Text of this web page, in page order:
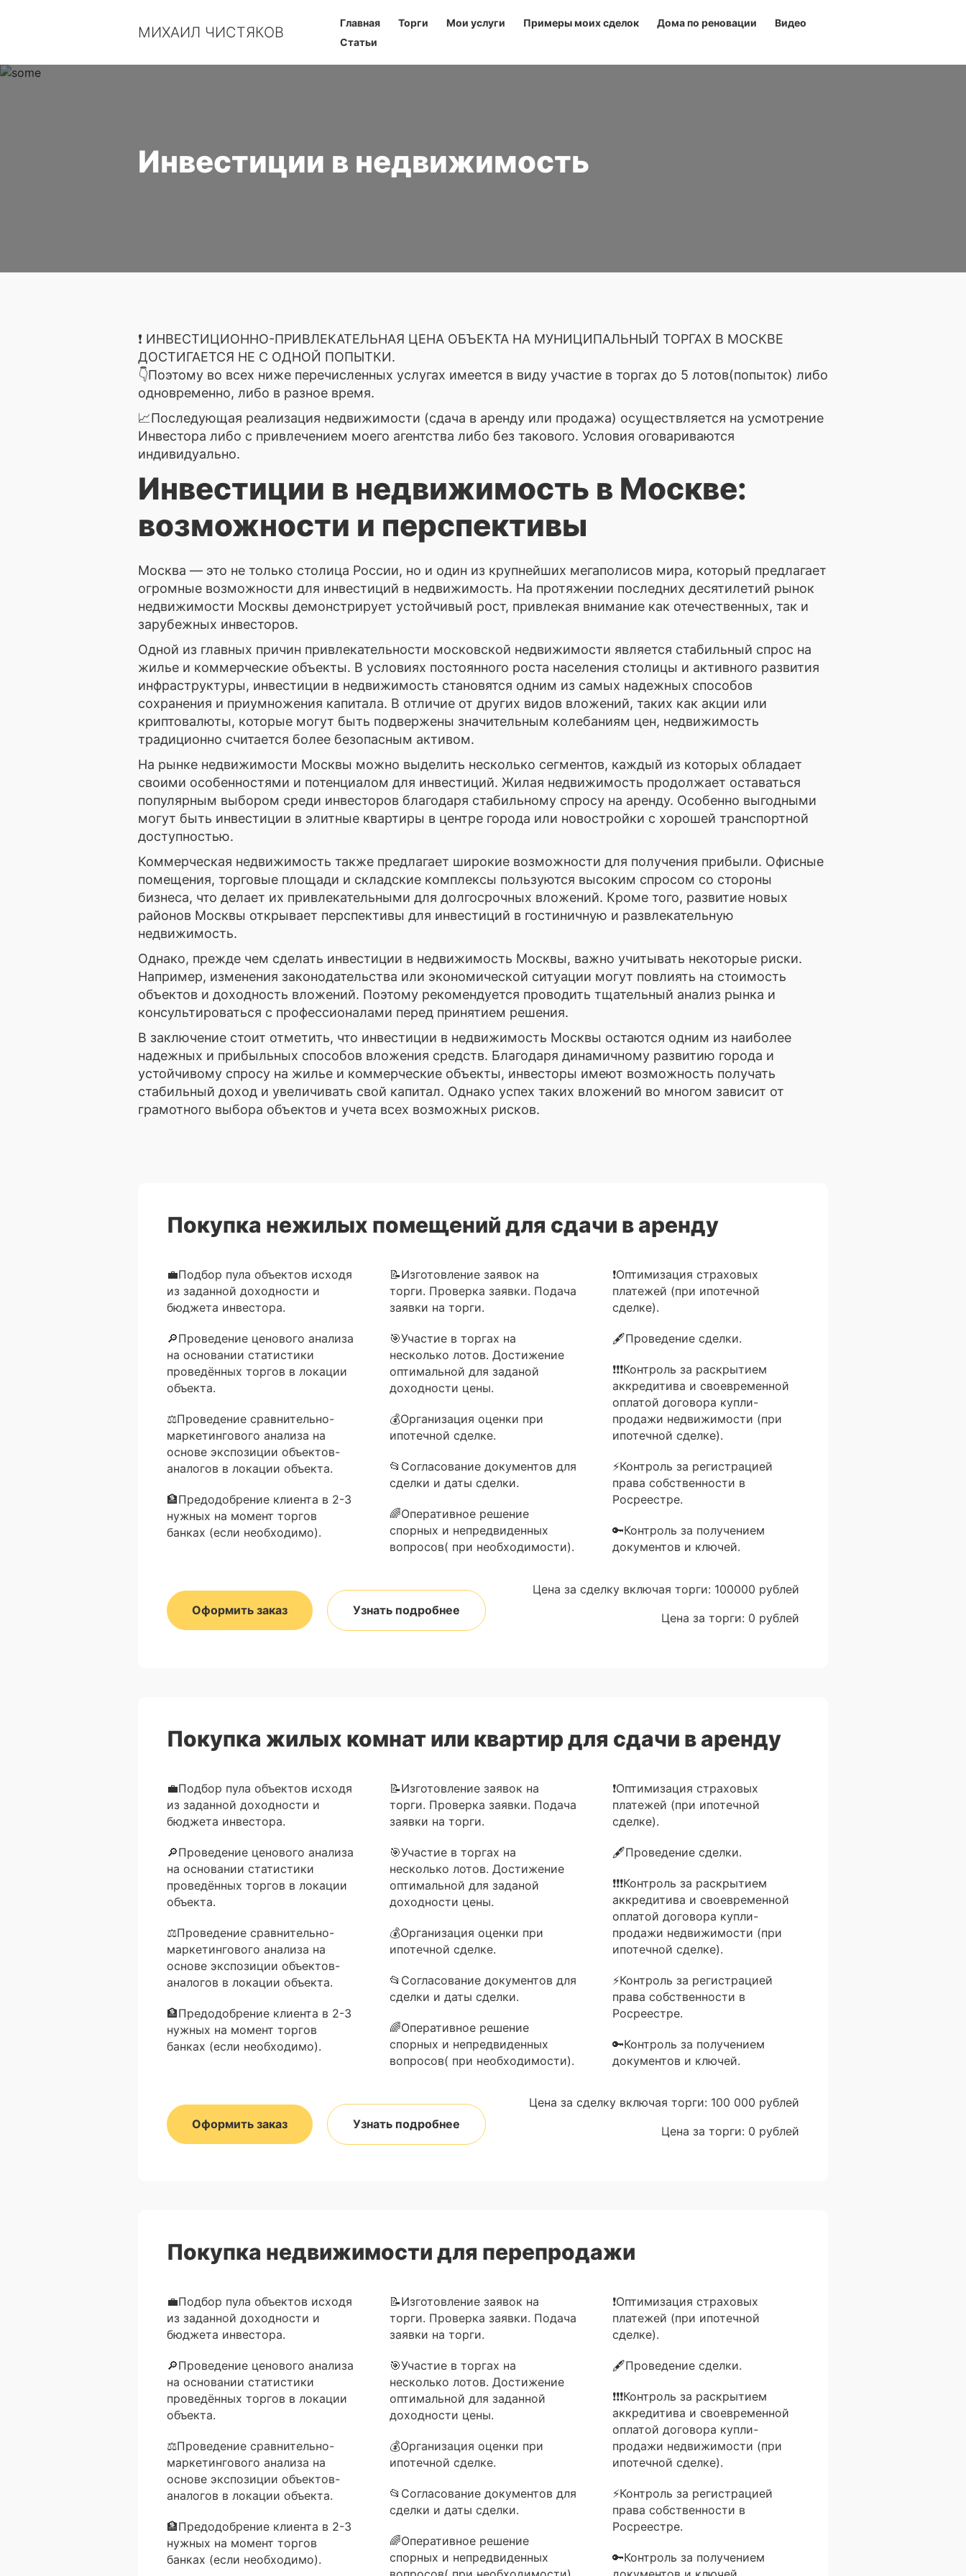
МИХАИЛ ЧИСТЯКОВ
Главная Торги Мои услуги Примеры моих сделок Дома по реновации
Видео
Статьи
Инвестиции в недвижимость
❗ ИНВЕСТИЦИОННО-ПРИВЛЕКАТЕЛЬНАЯ ЦЕНА ОБЪЕКТА НА МУНИЦИПАЛЬНЫЙ ТОРГАХ В МОСКВЕ
ДОСТИГАЕТСЯ НЕ С ОДНОЙ ПОПЫТКИ.
👇Поэтому во всех ниже перечисленных услугах имеется в виду участие в торгах до 5 лотов(попыток) либо
одновременно, либо в разное время.
📈Последующая реализация недвижимости (сдача в аренду или продажа) осуществляется на усмотрение
Инвестора либо с привлечением моего агентства либо без такового. Условия оговариваются
индивидуально.
Инвестиции в недвижимость в Москве:
возможности и перспективы
Москва — это не только столица России, но и один из крупнейших мегаполисов мира, который предлагает
огромные возможности для инвестиций в недвижимость. На протяжении последних десятилетий рынок
недвижимости Москвы демонстрирует устойчивый рост, привлекая внимание как отечественных, так и
зарубежных инвесторов.
Одной из главных причин привлекательности московской недвижимости является стабильный спрос на
жилье и коммерческие объекты. В условиях постоянного роста населения столицы и активного развития
инфраструктуры, инвестиции в недвижимость становятся одним из самых надежных способов
сохранения и приумножения капитала. В отличие от других видов вложений, таких как акции или
криптовалюты, которые могут быть подвержены значительным колебаниям цен, недвижимость
традиционно считается более безопасным активом.
На рынке недвижимости Москвы можно выделить несколько сегментов, каждый из которых обладает
своими особенностями и потенциалом для инвестиций. Жилая недвижимость продолжает оставаться
популярным выбором среди инвесторов благодаря стабильному спросу на аренду. Особенно выгодными
могут быть инвестиции в элитные квартиры в центре города или новостройки с хорошей транспортной
доступностью.
Коммерческая недвижимость также предлагает широкие возможности для получения прибыли. Офисные
помещения, торговые площади и складские комплексы пользуются высоким спросом со стороны
бизнеса, что делает их привлекательными для долгосрочных вложений. Кроме того, развитие новых
районов Москвы открывает перспективы для инвестиций в гостиничную и развлекательную
недвижимость.
Однако, прежде чем сделать инвестиции в недвижимость Москвы, важно учитывать некоторые риски.
Например, изменения законодательства или экономической ситуации могут повлиять на стоимость
объектов и доходность вложений. Поэтому рекомендуется проводить тщательный анализ рынка и
консультироваться с профессионалами перед принятием решения.
В заключение стоит отметить, что инвестиции в недвижимость Москвы остаются одним из наиболее
надежных и прибыльных способов вложения средств. Благодаря динамичному развитию города и
устойчивому спросу на жилье и коммерческие объекты, инвесторы имеют возможность получать
стабильный доход и увеличивать свой капитал. Однако успех таких вложений во многом зависит от
грамотного выбора объектов и учета всех возможных рисков.
Покупка нежилых помещений для сдачи в аренду
💼Подбор пула объектов исходя
из заданной доходности и
бюджета инвестора.
🔎Проведение ценового анализа
на основании статистики
проведённых торгов в локации
объекта.
⚖Проведение сравнительно-
маркетингового анализа на
основе экспозиции объектов-
аналогов в локации объекта.
🏦Предодобрение клиента в 2-3
нужных на момент торгов
банках (если необходимо).
📝Изготовление заявок на
торги. Проверка заявки. Подача
заявки на торги.
🎯Участие в торгах на
несколько лотов. Достижение
оптимальной для заданой
доходности цены.
💰Организация оценки при
ипотечной сделке.
📂Согласование документов для
сделки и даты сделки.
🌈Оперативное решение
спорных и непредвиденных
вопросов( при необходимости).
❗Оптимизация страховых
платежей (при ипотечной
сделке).
🖋Проведение сделки.
❗❗❗Контроль за раскрытием
аккредитива и своевременной
оплатой договора купли-
продажи недвижимости (при
ипотечной сделке).
⚡Контроль за регистрацией
права собственности в
Росреестре.
🔑Контроль за получением
документов и ключей.
Цена за сделку включая торги: 100000 рублей
Цена за торги: 0 рублей
Оформить заказ Узнать подробнее
Покупка жилых комнат или квартир для сдачи в аренду
💼Подбор пула объектов исходя
из заданной доходности и
бюджета инвестора.
🔎Проведение ценового анализа
на основании статистики
проведённых торгов в локации
объекта.
⚖Проведение сравнительно-
маркетингового анализа на
основе экспозиции объектов-
аналогов в локации объекта.
🏦Предодобрение клиента в 2-3
нужных на момент торгов
банках (если необходимо).
📝Изготовление заявок на
торги. Проверка заявки. Подача
заявки на торги.
🎯Участие в торгах на
несколько лотов. Достижение
оптимальной для заданой
доходности цены.
💰Организация оценки при
ипотечной сделке.
📂Согласование документов для
сделки и даты сделки.
🌈Оперативное решение
спорных и непредвиденных
вопросов( при необходимости).
❗Оптимизация страховых
платежей (при ипотечной
сделке).
🖋Проведение сделки.
❗❗❗Контроль за раскрытием
аккредитива и своевременной
оплатой договора купли-
продажи недвижимости (при
ипотечной сделке).
⚡Контроль за регистрацией
права собственности в
Росреестре.
🔑Контроль за получением
документов и ключей.
Цена за сделку включая торги: 100 000 рублей
Цена за торги: 0 рублей
Оформить заказ Узнать подробнее
Покупка недвижимости для перепродажи
💼Подбор пула объектов исходя
из заданной доходности и
бюджета инвестора.
🔎Проведение ценового анализа
на основании статистики
проведённых торгов в локации
объекта.
⚖Проведение сравнительно-
маркетингового анализа на
основе экспозиции объектов-
аналогов в локации объекта.
🏦Предодобрение клиента в 2-3
нужных на момент торгов
банках (если необходимо).
📝Изготовление заявок на
торги. Проверка заявки. Подача
заявки на торги.
🎯Участие в торгах на
несколько лотов. Достижение
оптимальной для заданной
доходности цены.
💰Организация оценки при
ипотечной сделке.
📂Согласование документов для
сделки и даты сделки.
🌈Оперативное решение
спорных и непредвиденных
❗Оптимизация страховых
платежей (при ипотечной
сделке).
🖋Проведение сделки.
❗❗❗Контроль за раскрытием
аккредитива и своевременной
оплатой договора купли-
продажи недвижимости (при
ипотечной сделке).
⚡Контроль за регистрацией
права собственности в
Росреестре.
🔑Контроль за получением